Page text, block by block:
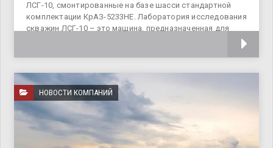
ЛСГ-10, смонтированные на базе шасси стандартной
комплектации КрАЗ-5233НЕ. Лаборатория исследования
скважин ЛСГ-10 – это машина, предназначенная для
НОВОСТИ КОМПАНИЙ